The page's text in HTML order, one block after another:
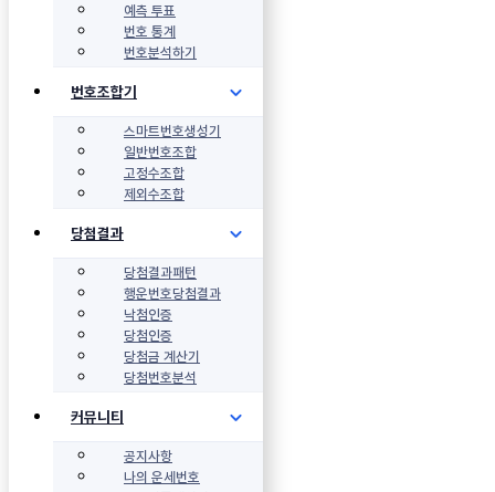
예측 투표
번호 통계
번호분석하기
번호조합기
스마트번호생성기
일반번호조합
고정수조합
제외수조합
당첨결과
당첨결과패턴
행운번호당첨결과
낙첨인증
당첨인증
당첨금 계산기
당첨번호분석
커뮤니티
공지사항
나의 운세번호